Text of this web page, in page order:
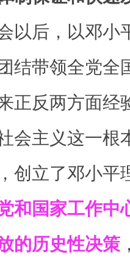
以后，以邓小
结带领全党全
正反两方面经
会主义这一根
创立了邓小平
和国家工作中
的历史性决策